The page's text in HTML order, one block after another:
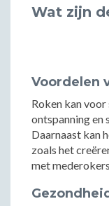
Wat zijn
Voordelen
Roken kan voor
ontspanning en
Daarnaast kan
zoals het
met